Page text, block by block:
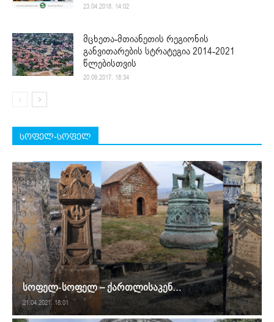
23.04.2018. 14:02
მცხეთა-მთიანეთის რეგიონის
განვითარების სტრატეგია 2014-2021
წლებისთვის
20.09.2017. 18:34
სოფელ-სოფელ
სოფელ-სოფელ – ქართლისაკენ…
21.04.2021. 18:01